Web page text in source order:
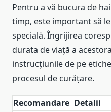
Pentru a vă bucura de
timp, este important să
specială. Îngrijirea
durata de viață a
instrucțiunile de pe
procesul de curățare.
Recomandare Detalii